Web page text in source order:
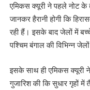
एमिकस क्यूरी ने पहले नोट के
जानकर हैरानी होगी कि
रही हैं। इसके बाद जेलों में
पश्चिम बंगाल की विभिन्न
इसके साथ ही एमिकस क्यूरी
गुजारिश की कि सुधार गृहों में